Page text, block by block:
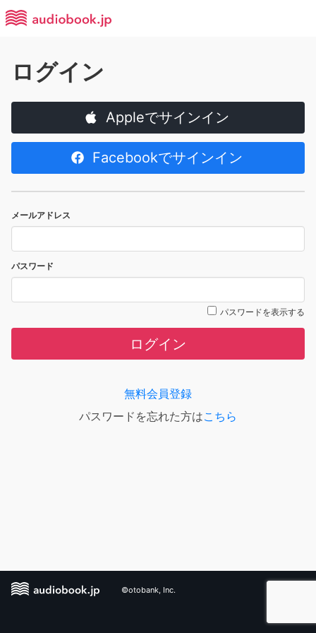
ログイン
Appleでサインイン
Facebookでサインイン
メールアドレス
パスワード
パスワードを表示する
ログイン
無料会員登録
パスワードを忘れた方はこちら
©otobank, Inc.